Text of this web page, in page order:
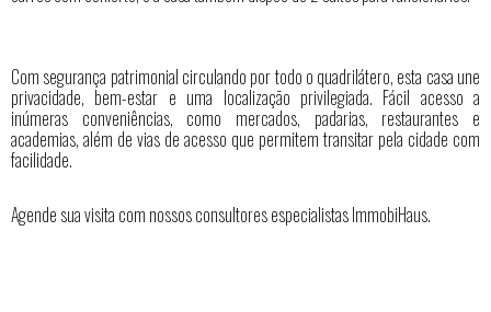
Com segurança patrimonial circulando por todo o quadrilátero, esta casa une
privacidade, bem-estar e uma localização privilegiada. Fácil acesso a
inúmeras conveniências, como mercados, padarias, restaurantes e
academias, além de vias de acesso que permitem transitar pela cidade com
facilidade.
Agende sua visita com nossos consultores especialistas ImmobiHaus.